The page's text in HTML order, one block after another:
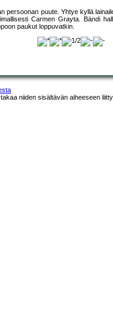
persoonan puute. Yhtye kyllä
Carmen Grayta. Bändi
paukut loppuvatkin.
niiden sisältävän aiheeseen